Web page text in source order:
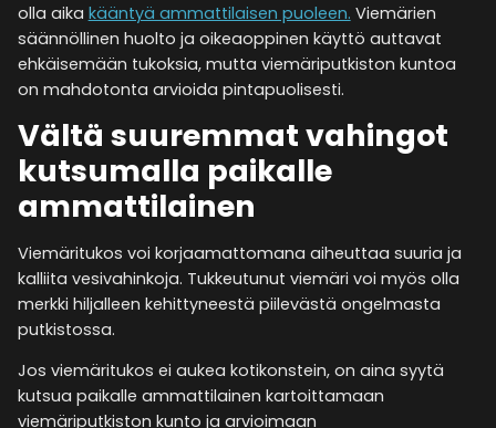
olla aika kääntyä ammattilaisen puoleen. Viemärien
säännöllinen huolto ja oikeaoppinen käyttö auttavat
ehkäisemään tukoksia, mutta viemäriputkiston kuntoa
on mahdotonta arvioida pintapuolisesti.
Vältä suuremmat vahingot
kutsumalla paikalle
ammattilainen
Viemäritukos voi korjaamattomana aiheuttaa suuria ja
kalliita vesivahinkoja. Tukkeutunut viemäri voi myös olla
merkki hiljalleen kehittyneestä piilevästä ongelmasta
putkistossa.
Jos viemäritukos ei aukea kotikonstein, on aina syytä
kutsua paikalle ammattilainen kartoittamaan
viemäriputkiston kunto ja arvioimaan